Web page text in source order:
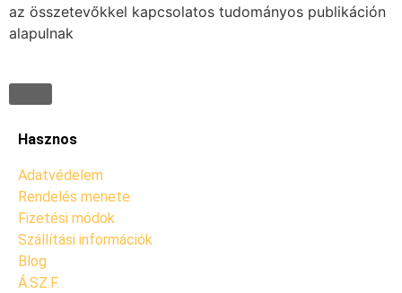
az összetevőkkel kapcsolatos tudományos publikáción
alapulnak
Hasznos
Adatvédelem
Rendelés menete
Fizetési módok
Szállítási információk
Blog
Á.SZ.F.